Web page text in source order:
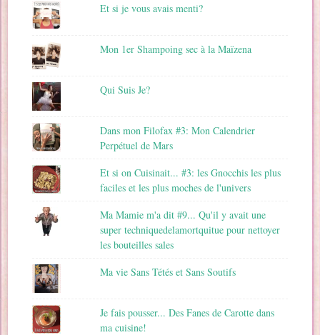
Et si je vous avais menti?
Mon 1er Shampoing sec à la Maïzena
Qui Suis Je?
Dans mon Filofax #3: Mon Calendrier
Perpétuel de Mars
Et si on Cuisinait... #3: les Gnocchis les plus
faciles et les plus moches de l'univers
Ma Mamie m'a dit #9... Qu'il y avait une
super techniquedelamortquitue pour nettoyer
les bouteilles sales
Ma vie Sans Tétés et Sans Soutifs
Je fais pousser... Des Fanes de Carotte dans
ma cuisine!